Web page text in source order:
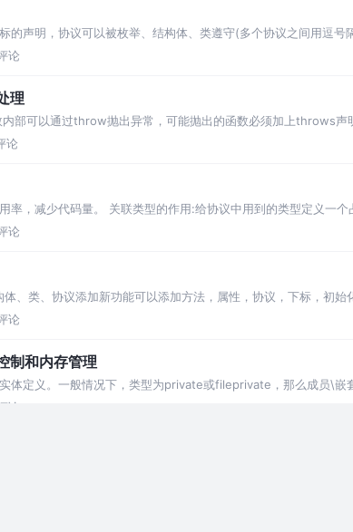
的声明，协议可以被枚举、结构体、类遵守(多个协议之间用逗
须用static定义类型方法、类型属性、类型下标。 只有协议中的
论
理
部可以通过throw抛出异常，可能抛出的函数必须加上throws
捉，可以在当前函数加上throws声明，让错误抛给上一层函数。
论
率，减少代码量。 关联类型的作用:给协议中用到的类型定义一
返回一种类型。
论
、类、协议添加新功能可以添加方法，属性，协议，下标，初始
属性例子3.方
论
制和内存管理
体定义。一般情况下，类型为private或fileprivate，那么成员\
。 OC一样，Swift也是采取基…
论